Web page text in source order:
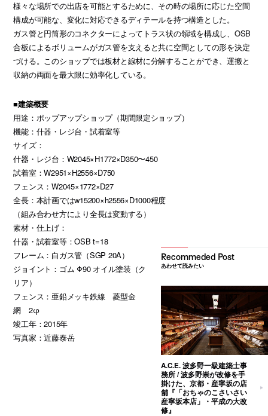
様々な場所での出店を可能とするために、その時の場所に応じた空間
構成が可能な、変化に対応できるディテールを持つ構造とした。
ガス管と円筒形のコネクターによってトラス状の領域を構成し、OSB
合板によるボリュームがガス管を支えると共に空間としての形を決定
づける。このショップでは板材と線材に分解することができ、運搬と
収納の両面を最大限に効率化している。
■建築概要
用途：ポップアップショップ（期間限定ショップ）
機能：什器・レジ台・試着室等
サイズ：
什器・レジ台：W2045×H1772×D350〜450
試着室：W2951×H2556×D750
フェンス：W2045×1772×D27
全長：本計画ではw15200×h2556×D1000程度
（組み合わせ方により全長は変動する）
素材・仕上げ：
什器・試着室等：OSB t=18
フレーム：白ガス管（SGP 20A）
ジョイント：ゴム Φ90 オイル塗装（ク
リア）
フェンス：亜鉛メッキ鉄線 菱型金
網 2φ
竣工年：2015年
写真家：近藤泰岳
あわせて読みたい
A.C.E. 波多野一級建築士事
務所 / 波多野崇が改修を手
掛けた、京都・産寧坂の店
舗『「おちゃのこさいさい
産寧坂本店」・平成の大改
修』